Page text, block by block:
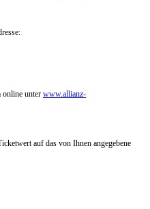
online unter www.allianz-
auf das von Ihnen angegebene